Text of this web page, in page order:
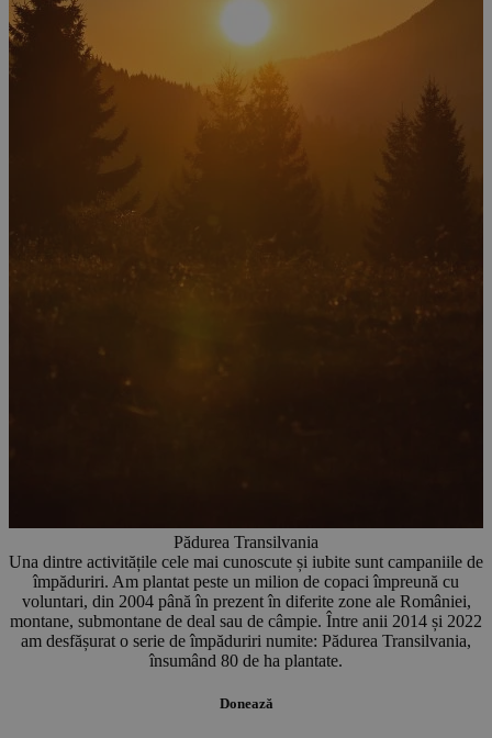
Pădurea Transilvania
Una dintre activitățile cele mai cunoscute și iubite sunt campaniile de
împăduriri. Am plantat peste un milion de copaci împreună cu
voluntari, din 2004 până în prezent în diferite zone ale României,
montane, submontane de deal sau de câmpie. Între anii 2014 și 2022
am desfășurat o serie de împăduriri numite: Pădurea Transilvania,
însumând 80 de ha plantate.
Donează